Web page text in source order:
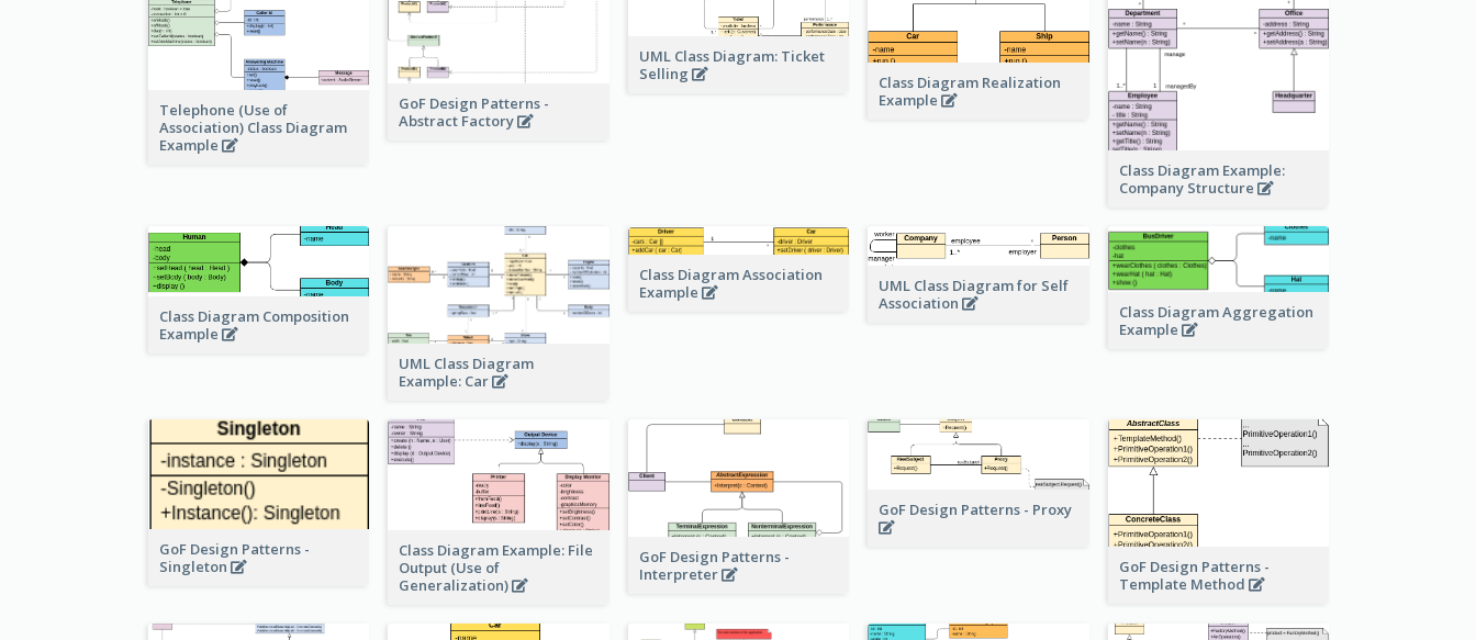
Telephone (Use of
Association) Class Diagram
Example
GoF Design Patterns -
Abstract Factory
UML Class Diagram: Ticket
Selling
Class Diagram Realization
Example
Class Diagram Example:
Company Structure
Class Diagram Composition
Example
UML Class Diagram
Example: Car
Class Diagram Association
Example
UML Class Diagram for Self
Association
Class Diagram Aggregation
Example
GoF Design Patterns -
Singleton
Class Diagram Example: File
Output (Use of
Generalization)
GoF Design Patterns -
Interpreter
GoF Design Patterns - Proxy
GoF Design Patterns -
Template Method